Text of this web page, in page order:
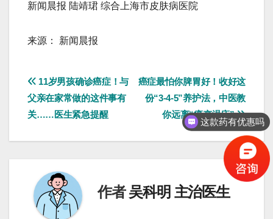
新闻晨报 陆靖珺 综合上海市皮肤病医院
来源： 新闻晨报
文
章
导
癌症最怕你脾胃好！收好这
份“3-4-5”养护法，中医教
你远离“癌变温床”
11岁男孩确诊癌症！与
父亲在家常做的这件事有
关……医生紧急提醒
作者吴科明 主治医生
这款药有优惠吗